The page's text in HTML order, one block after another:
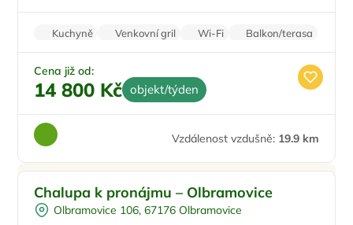
Kuchyně Venkovní gril Wi-Fi Balkon/terasa
Cena již od:
14 800 Kč objekt/týden
Vzdálenost vzdušně: 19.9 km
Pro čtyři
Pro milovníky vína
Chalupa k pronájmu – Olbramovice
Olbramovice 106, 67176 Olbramovice